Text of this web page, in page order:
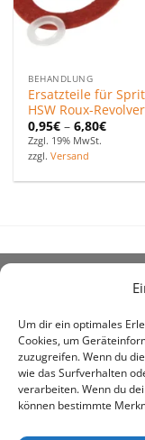
Um dir ein optimales
Cookies, um
zuzugreifen. Wenn du
wie das Surfverhalten
verarbeiten. Wenn du
können bestimmte
BEHANDLUNG
Ersatzteile für
HSW Roux-Revolver
0,95€ –6,80€
Zzgl. 19% MwSt.
zzgl.Versand